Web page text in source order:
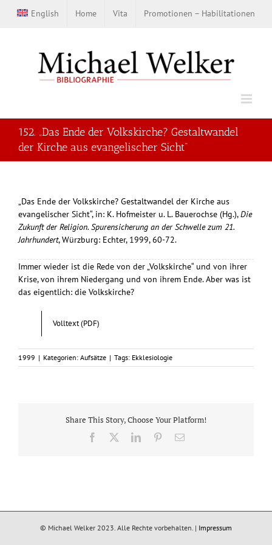
Inhalt
English Home Vita Promotionen – Habilitationen
152. „Das Ende der Volkskirche? Gestaltwandel
der Kirche aus evangelischer Sicht“
„Das Ende der Volkskirche? Gestaltwandel der Kirche aus
evangelischer Sicht“, in: K. Hofmeister u. L. Bauerochse (Hg.),Die
Zukunft der Religion. Spurensicherung an der Schwelle zum 21.
Jahrhundert, Würzburg: Echter, 1999, 60-72.
Immer wieder ist die Rede von der „Volkskirche“ und von ihrer
Krise, von ihrem Niedergang und von ihrem Ende. Aber was ist
das eigentlich: die Volkskirche?
Volltext (PDF)
1999 | Kategorien: Aufsätze | Tags: Ekklesiologie
Share This Story, Choose Your Platform!
Facebook LinkedInPinterest
E-
© Michael Welker 2023. Alle Rechte vorbehalten. | Impressum